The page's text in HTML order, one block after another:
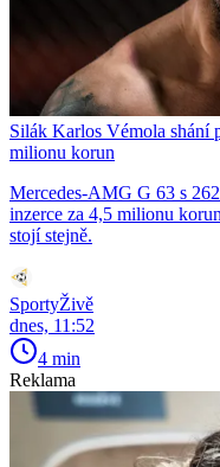
Silák Karlos Vémola shání
milionu korun
Mercedes-AMG G 63 s
inzerce za 4,5 milionu
stojí stejně.
SportyŽivě
dnes, 11:52
4 min
Reklama